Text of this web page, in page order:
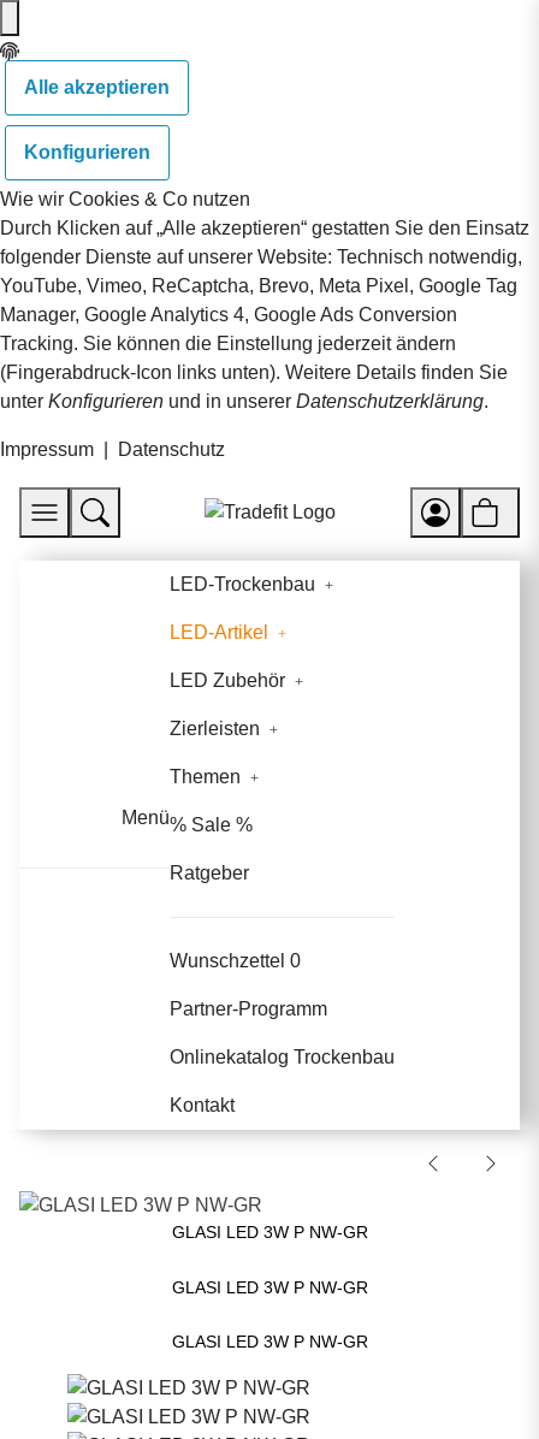
Alle akzeptieren
Konfigurieren
Wie wir Cookies & Co nutzen
Durch Klicken auf „Alle akzeptieren“ gestatten Sie den Einsatz
folgender Dienste auf unserer Website: Technisch notwendig,
YouTube, Vimeo, ReCaptcha, Brevo, Meta Pixel, Google Tag
Manager, Google Analytics 4, Google Ads Conversion
Tracking. Sie können die Einstellung jederzeit ändern
(Fingerabdruck-Icon links unten). Weitere Details finden Sie
unter Konfigurieren und in unserer Datenschutzerklärung.
Impressum Datenschutz
Menü
LED-Trockenbau
LED-Artikel
LED Zubehör
Zierleisten
Themen
% Sale %
Ratgeber
Wunschzettel 0
Partner-Programm
Onlinekatalog Trockenbau
Kontakt
GLASI LED 3W P NW-GR
GLASI LED 3W P NW-GR
GLASI LED 3W P NW-GR